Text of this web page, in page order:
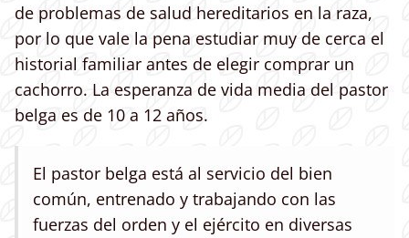
de problemas de salud hereditarios en la raza,
por lo que vale la pena estudiar muy de cerca el
historial familiar antes de elegir comprar un
cachorro. La esperanza de vida media del pastor
belga es de 10 a 12 años.
El pastor belga está al servicio del bien
común, entrenado y trabajando con las
fuerzas del orden y el ejército en diversas